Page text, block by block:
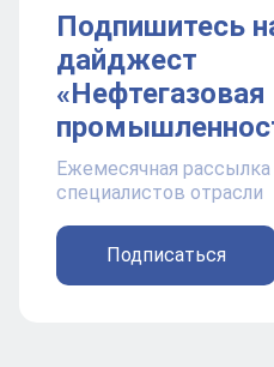
Подпишитесь
дайджест
«Нефтегазовая
Ежемесячная рассылка
специалистов отрасли
Подписаться